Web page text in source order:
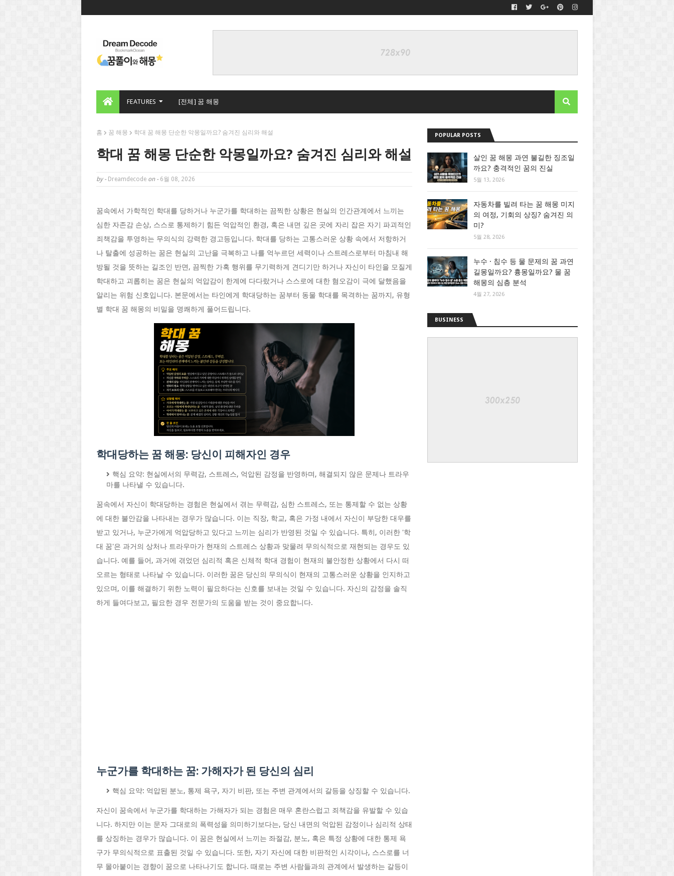
FEATURES [전체] 꿈 해몽
홈 꿈 해몽 학대 꿈 해몽 단순한 악몽일까요? 숨겨진 심리와 해설
학대 꿈 해몽 단순한 악몽일까요? 숨겨진 심리와 해설
by - Dreamdecode on - 6월 08, 2026
꿈속에서 가학적인 학대를 당하거나 누군가를 학대하는 끔찍한 상황은 현실의 인간관계에서 느끼는
심한 자존감 손상, 스스로 통제하기 힘든 억압적인 환경, 혹은 내면 깊은 곳에 자리 잡은 자기 파괴적인
죄책감을 투영하는 무의식의 강력한 경고등입니다. 학대를 당하는 고통스러운 상황 속에서 저항하거
나 탈출에 성공하는 꿈은 현실의 고난을 극복하고 나를 억누르던 세력이나 스트레스로부터 마침내 해
방될 것을 뜻하는 길조인 반면, 끔찍한 가혹 행위를 무기력하게 견디기만 하거나 자신이 타인을 모질게
학대하고 괴롭히는 꿈은 현실의 억압감이 한계에 다다랐거나 스스로에 대한 혐오감이 극에 달했음을
알리는 위험 신호입니다. 본문에서는 타인에게 학대당하는 꿈부터 동물 학대를 목격하는 꿈까지, 유형
별 학대 꿈 해몽의 비밀을 명쾌하게 풀어드립니다.
학대당하는 꿈 해몽: 당신이 피해자인 경우
핵심 요약: 현실에서의 무력감, 스트레스, 억압된 감정을 반영하며, 해결되지 않은 문제나 트라우
마를 나타낼 수 있습니다.
꿈속에서 자신이 학대당하는 경험은 현실에서 겪는 무력감, 심한 스트레스, 또는 통제할 수 없는 상황
에 대한 불안감을 나타내는 경우가 많습니다. 이는 직장, 학교, 혹은 가정 내에서 자신이 부당한 대우를
받고 있거나, 누군가에게 억압당하고 있다고 느끼는 심리가 반영된 것일 수 있습니다. 특히, 이러한 '학
대 꿈'은 과거의 상처나 트라우마가 현재의 스트레스 상황과 맞물려 무의식적으로 재현되는 경우도 있
습니다. 예를 들어, 과거에 겪었던 심리적 혹은 신체적 학대 경험이 현재의 불안정한 상황에서 다시 떠
오르는 형태로 나타날 수 있습니다. 이러한 꿈은 당신의 무의식이 현재의 고통스러운 상황을 인지하고
있으며, 이를 해결하기 위한 노력이 필요하다는 신호를 보내는 것일 수 있습니다. 자신의 감정을 솔직
하게 들여다보고, 필요한 경우 전문가의 도움을 받는 것이 중요합니다.
누군가를 학대하는 꿈: 가해자가 된 당신의 심리
핵심 요약: 억압된 분노, 통제 욕구, 자기 비판, 또는 주변 관계에서의 갈등을 상징할 수 있습니다.
자신이 꿈속에서 누군가를 학대하는 가해자가 되는 경험은 매우 혼란스럽고 죄책감을 유발할 수 있습
니다. 하지만 이는 문자 그대로의 폭력성을 의미하기보다는, 당신 내면의 억압된 감정이나 심리적 상태
를 상징하는 경우가 많습니다. 이 꿈은 현실에서 느끼는 좌절감, 분노, 혹은 특정 상황에 대한 통제 욕
구가 무의식적으로 표출된 것일 수 있습니다. 또한, 자기 자신에 대한 비판적인 시각이나, 스스로를 너
무 몰아붙이는 경향이 꿈으로 나타나기도 합니다. 때로는 주변 사람들과의 관계에서 발생하는 갈등이
POPULAR POSTS
살인 꿈 해몽 과연 불길한 징조일
까요? 충격적인 꿈의 진실
5월 13, 2026
자동차를 빌려 타는 꿈 해몽 미지
의 여정, 기회의 상징? 숨겨진 의
미?
5월 28, 2026
누수 · 침수 등 물 문제의 꿈 과연
길몽일까요? 흉몽일까요? 물 꿈
해몽의 심층 분석
4월 27, 2026
BUSINESS